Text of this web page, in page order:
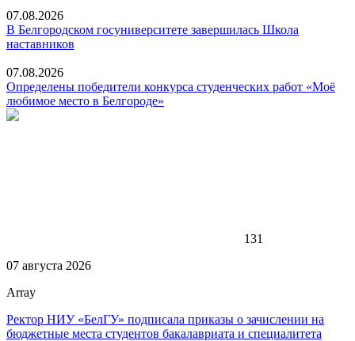
07.08.2026
В Белгородском госуниверситете завершилась Школа
наставников
07.08.2026
Определены победители конкурса студенческих работ «Моё
любимое место в Белгороде»
131
07 августа 2026
Array
Ректор НИУ «БелГУ» подписала приказы о зачислении на
бюджетные места студентов бакалавриата и специалитета